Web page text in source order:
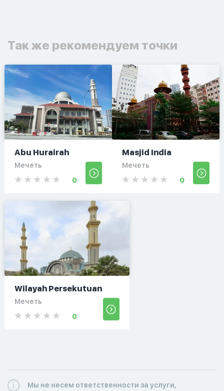
Так же рекомендуем точки
Abu Hurairah
Мечеть
0
Masjid India
Мечеть
0
Wilayah Persekutuan
Мечеть
0
Мы не несем ответственности за услуги,